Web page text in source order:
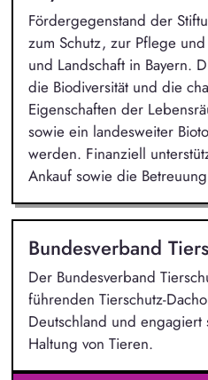
Fördergegenstand der
zum Schutz, zur Pflege
und Landschaft in Bayern.
die Biodiversität und die
Eigenschaften der
sowie ein landesweiter
werden. Finanziell
Ankauf sowie die
Bundesverband
Der Bundesverband
führenden Tierschutz-
Deutschland und
Haltung von Tieren.